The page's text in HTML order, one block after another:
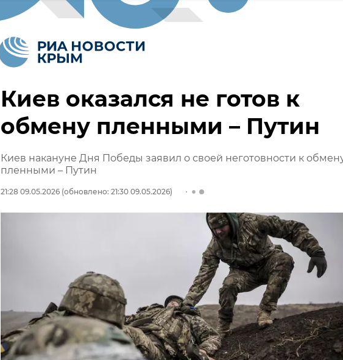
Киев оказался не готов к
обмену пленными – Путин
Киев накануне Дня Победы заявил о своей неготовности к
пленными – Путин
21:28 09.05.2026 (обновлено: 21:30 09.05.2026)